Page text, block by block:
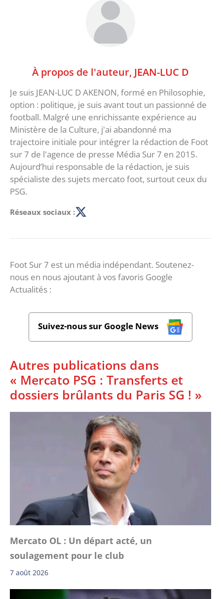
À propos de l'auteur, JEAN-LUC D
Je suis JEAN-LUC D AKENON, formé en Philosophie,
option : politique, je suis avant tout un passionné de
football. Malgré une enrichissante expérience au
Ministère de la Culture, j'ai abandonné ma
trajectoire initiale pour intégrer la rédaction de Foot
sur 7 de l'agence de presse Média Sur 7 en 2015.
Aujourd’hui responsable de la rédaction, je suis
spécialiste des sujets mercato foot, surtout ceux du
PSG.
Réseaux sociaux :
Foot Sur 7 est un média indépendant. Soutenez-
nous en nous ajoutant à vos favoris Google
Actualités :
Suivez-nous sur Google News
Autres publications dans
« Mercato PSG : Transferts et
dossiers brûlants du Paris SG ! »
Mercato OL : Un départ acté, un
soulagement pour le club
7 août 2026